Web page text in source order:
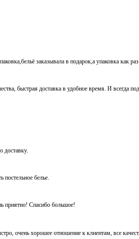
заказывала в подарок,а упаковка как
быстрая доставка в удобное время. И всегда
доставку.
белье.
приятно! Спасибо большое!
очень хорошее отношение к клиентам, все